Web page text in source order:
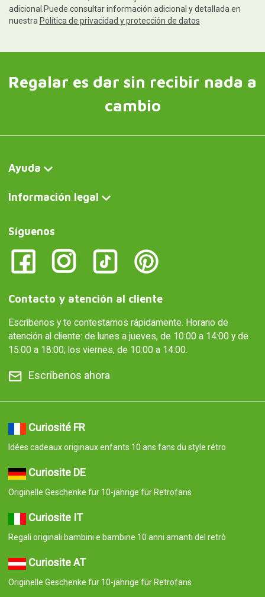
adicional.Puede consultar información adicional y detallada en
nuestra Política de privacidad y protección de datos
Regalar es dar sin recibir nada a
cambio
Ayuda
Información legal
Síguenos
Contacto y atención al cliente
Escríbenos y te contestamos rápidamente. Horario de
atención al cliente: de lunes a jueves, de 10:00 a 14:00 y de
15:00 a 18:00; los viernes, de 10:00 a 14:00.
Escríbenos ahora
Curiosité FR
Idées cadeaux originaux enfants 10 ans fans du style rétro
Curiosite DE
Originelle Geschenke für 10-jährige für Retrofans
Curiosite IT
Regali originali bambini e bambine 10 anni amanti del retrò
Curiosite AT
Originelle Geschenke für 10-jährige für Retrofans